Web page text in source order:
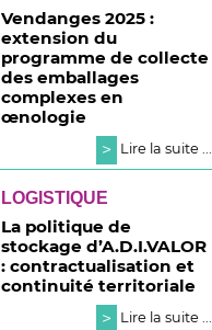
Vendanges 2025 :
extension du
programme de collecte
des emballages
complexes en
œnologie
>
Lire la suite ...
LOGISTIQUE
La politique de
stockage d’A.D.I.VALOR
: contractualisation et
continuité territoriale
>
Lire la suite ...